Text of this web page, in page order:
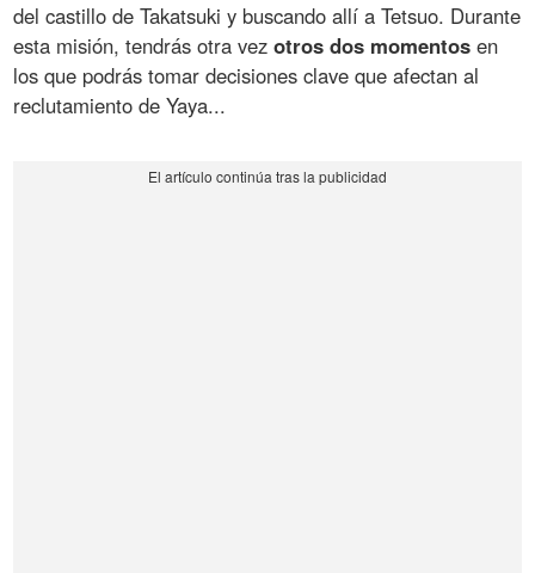
del castillo de Takatsuki y buscando allí a Tetsuo. Durante
esta misión, tendrás otra vezotros dos momentos en
los que podrás tomar decisiones clave que afectan al
reclutamiento de Yaya...